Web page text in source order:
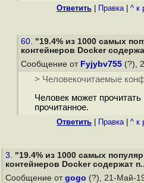
Ответить Правка| ^ к
60. "19.4% из 1000 самых
контейнеров Docker
Сообщение от Fyjybv755 (?),
> Человекочитаемые
Человек может
прочитанное.
Ответить Правка| ^ к
3. "19.4% из 1000 самых
контейнеров Docker содержат
Сообщение от gogo (?), 21-Май-